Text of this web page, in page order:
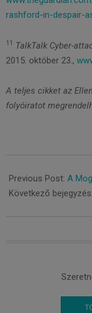
rashford-in-despair-
11 TalkTalk Cyber-
2015. október 23.,
A teljes cikket az
folyóiratot
02-
10
Previous Post: A
Következő bejegyzés: